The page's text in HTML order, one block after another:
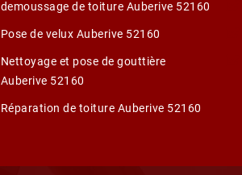
demoussage de toiture Auberive 52160
Pose de velux Auberive 52160
Nettoyage et pose de gouttière
Auberive 52160
Réparation de toiture Auberive 52160